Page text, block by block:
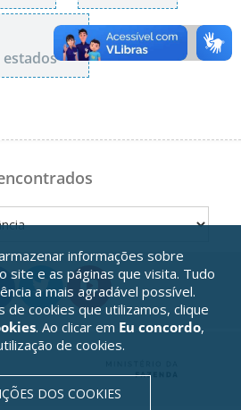
informações sobre
site e as páginas que visita. Tudo
a mais agradável possível.
cookies que utilizamos, clique
. Ao clicar em Eu concordo,
de cookies.
DOS COOKIES